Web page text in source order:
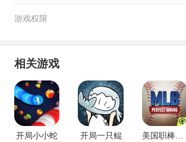
游戏权限
相关游戏
开局小小蛇 开局一只鲲 美国职棒大联盟：完美开局